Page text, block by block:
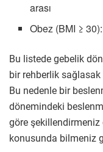
arası
Obez (BMI ≥
Bu listede gebelik
bir rehberlik
Bu nedenle bir
dönemindeki
göre şekillendirmeniz
konusunda bilmeniz